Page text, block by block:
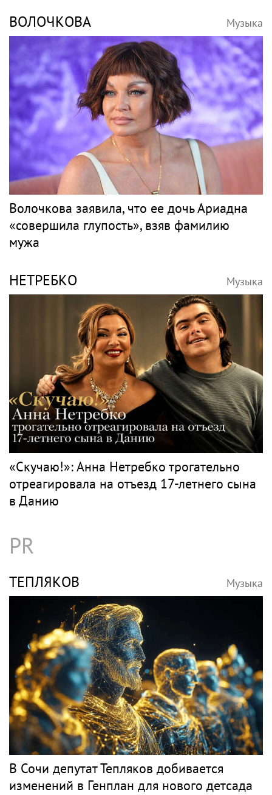
ВОЛОЧКОВА Музыка
Волочкова заявила, что ее дочь Ариадна
«совершила глупость», взяв фамилию
мужа
НЕТРЕБКО Музыка
«Скучаю!»: Анна Нетребко трогательно
отреагировала на отъезд 17-летнего сына
в Данию
PR
ТЕПЛЯКОВ Музыка
В Сочи депутат Тепляков добивается
изменений в Генплан для нового детсада